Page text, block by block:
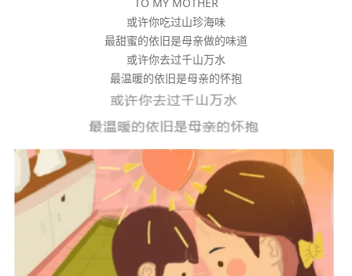
或许你吃过山珍海味
最甜蜜的依旧是母亲做的味道
或许你去过千山万水
最温暖的依旧是母亲的怀抱